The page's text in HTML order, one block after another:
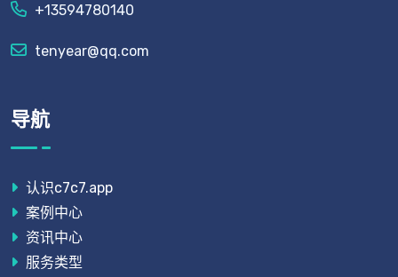
+13594780140
tenyear@qq.com
导航
认识c7c7.app
案例中心
资讯中心
服务类型